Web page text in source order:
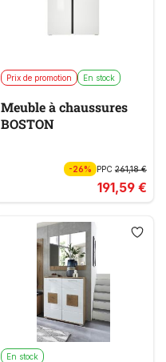
Prix de promotion En stock
Meuble à chaussures
BOSTON
-26% PPC261,18 €
191,59 €
En stock